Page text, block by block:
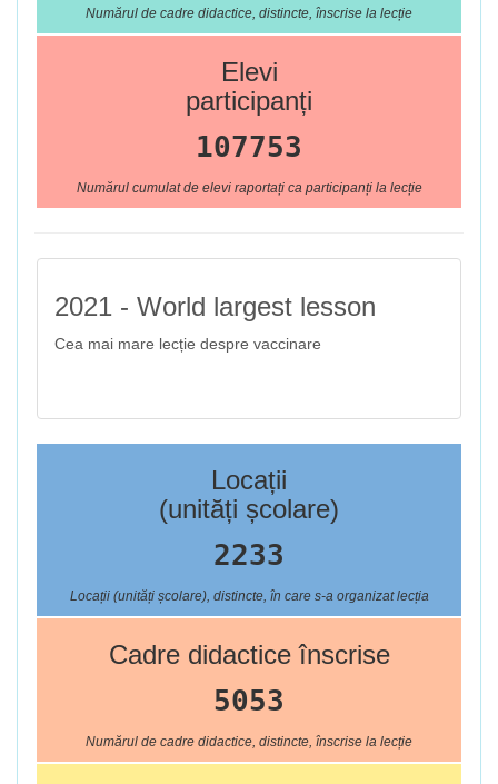
Numărul de cadre didactice, distincte, înscrise la lecție
Elevi
participanți
107753
Numărul cumulat de elevi raportați ca participanți la lecție
2021 - World largest lesson
Cea mai mare lecție despre vaccinare
Locații
(unități școlare)
2233
Locații (unități școlare), distincte, în care s-a organizat lecția
Cadre didactice înscrise
5053
Numărul de cadre didactice, distincte, înscrise la lecție